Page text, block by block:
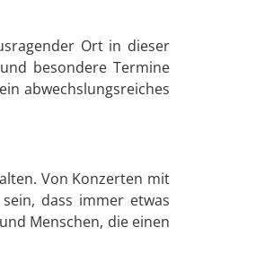
Ort in dieser
besondere Termine
abwechslungsreiches
Von Konzerten mit
dass immer etwas
Menschen, die einen